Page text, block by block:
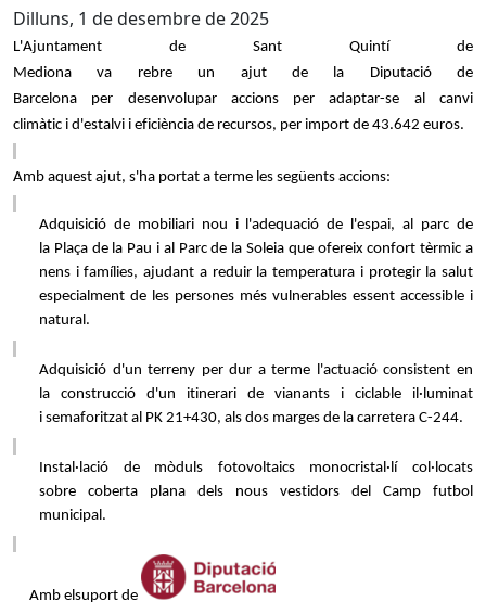
Dilluns, 1 de desembre de 2025
L'Ajuntament de Sant Quintí de
Mediona
va rebre un ajut de la
Diputació de
Barcelona
per
desenvolupar accions per adaptar-se al canvi
climàtic i d'estalvi i eficiència de recursos, per import de 43.642 euros.
Amb aquest ajut, s'ha portat a terme les següents accions:
Adquisició de mobiliari nou i l'adequació de l'espai, al parc de
la Plaça de la Pau i al Parc de la Soleia que ofereix confort tèrmic a
nens i famílies, ajudant a reduir la temperatura i protegir la salut
especialment de les persones més vulnerables essent accessible i
natural.
Adquisició d'un terreny per dur a terme l'actuació consistent en
la
construcció d'un itinerari de vianants i ciclable
il·luminat
i semaforitzat al PK 21+430, als dos marges de la carretera C-244.
Instal·lació de mòduls fotovoltaics monocristal·lí col·locats
sobre
coberta plana dels nous vestidors del Camp futbol
municipal.
Amb elsuport de